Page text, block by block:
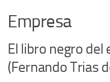
Empresa
El libro negro
(Fernando Trias